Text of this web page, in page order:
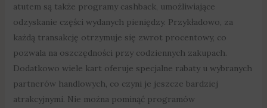
atutem są także programy cashback, umożliwiające
odzyskanie części wydanych pieniędzy. Przykładowo, za
każdą transakcję otrzymuje się zwrot procentowy, co
pozwala na oszczędności przy codziennych zakupach.
Dodatkowo wiele kart oferuje specjalne rabaty u wybranych
partnerów handlowych, co czyni je jeszcze bardziej
atrakcyjnymi. Nie można pominąć programów